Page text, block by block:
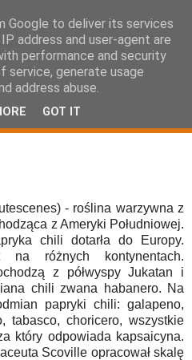
- roślina warzywna z
z Ameryki Południowej.
chili dotarła do Europy.
na różnych kontynentach.
z półwyspy Jukatan i
chili zwana habanero. Na
papryki chili: galapeno,
tabasco, choricero, wszystkie
który odpowiada kapsaicyna.
Scoville opracował skalę
Google to deliver its services
address and user-agent are
performance and security
service, generate usage
address abuse.
GOT IT